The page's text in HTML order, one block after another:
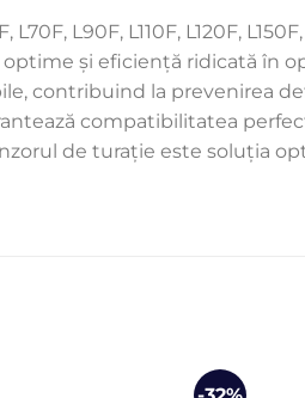
L90F, L110F, L120F,
și eficiență ridicată în
contribuind la prevenirea
compatibilitatea
de turație este soluția